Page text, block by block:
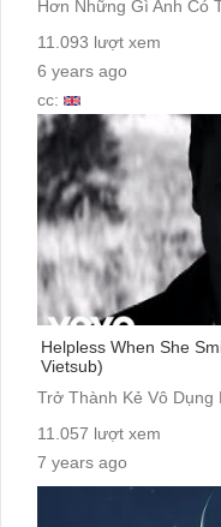
Hơn Những Gì Anh Có
11.093 lượt xem
6 years ago
cc:
Helpless When She
Vietsub)
Trở Thành Kẻ Vô
11.057 lượt xem
7 years ago
cc: